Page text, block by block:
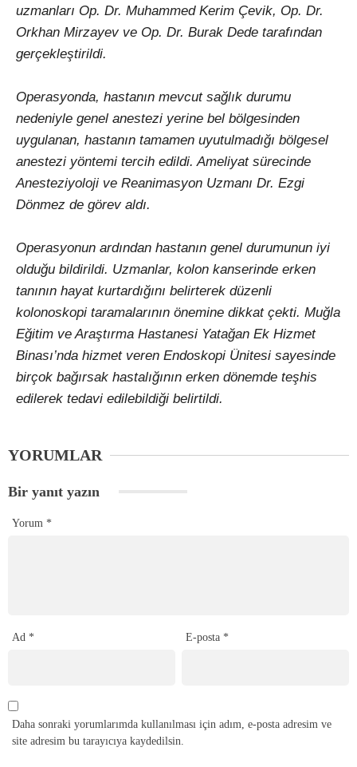
uzmanları Op. Dr. Muhammed Kerim Çevik, Op. Dr.
Orkhan Mirzayev ve Op. Dr. Burak Dede tarafından
gerçekleştirildi.
Operasyonda, hastanın mevcut sağlık durumu
nedeniyle genel anestezi yerine bel bölgesinden
uygulanan, hastanın tamamen uyutulmadığı bölgesel
anestezi yöntemi tercih edildi. Ameliyat sürecinde
Anesteziyoloji ve Reanimasyon Uzmanı Dr. Ezgi
Dönmez de görev aldı.
Operasyonun ardından hastanın genel durumunun iyi
olduğu bildirildi. Uzmanlar, kolon kanserinde erken
tanının hayat kurtardığını belirterek düzenli
kolonoskopi taramalarının önemine dikkat çekti. Muğla
Eğitim ve Araştırma Hastanesi Yatağan Ek Hizmet
Binası’nda hizmet veren Endoskopi Ünitesi sayesinde
birçok bağırsak hastalığının erken dönemde teşhis
edilerek tedavi edilebildiği belirtildi.
YORUMLAR
Bir yanıt yazın
Yorum *
Ad * E-posta *
Daha sonraki yorumlarımda kullanılması için adım, e-posta adresim ve
site adresim bu tarayıcıya kaydedilsin.